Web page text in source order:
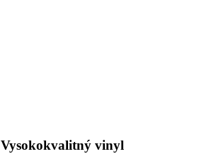
Vysokokvalitný vinyl